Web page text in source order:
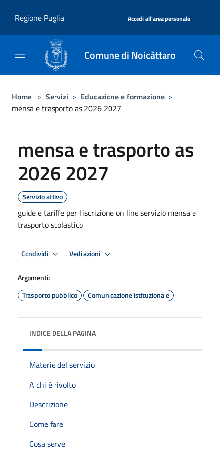
Regione Puglia
Accedi all'area personale
Comune di Noicàttaro
Home > Servizi > Educazione e formazione >
mensa e trasporto as 2026 2027
mensa e trasporto as
2026 2027
Servizio attivo
guide e tariffe per l'iscrizione on line servizio mensa e
trasporto scolastico
Condividi Vedi azioni
Argomenti:
Trasporto pubblico
Comunicazione istituzionale
INDICE DELLA PAGINA
Materie del servizio
A chi è rivolto
Descrizione
Come fare
Cosa serve